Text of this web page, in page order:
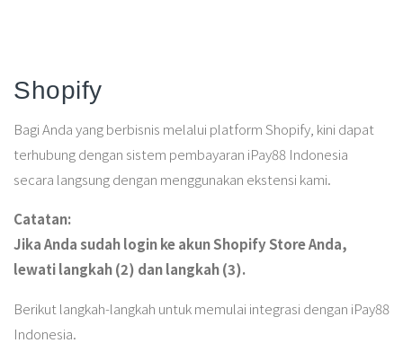
Shopify
Bagi Anda yang berbisnis melalui platform Shopify, kini dapat
terhubung dengan sistem pembayaran iPay88 Indonesia
secara langsung dengan menggunakan ekstensi kami.
Catatan:
Jika Anda sudah login ke akun Shopify Store Anda,
lewati langkah (2) dan langkah (3).
Berikut langkah-langkah untuk memulai integrasi dengan iPay88
Indonesia.